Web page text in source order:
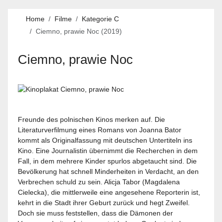
Home Filme
Kategorie C
Ciemno, prawie Noc (2019)
Ciemno, prawie Noc
Freunde des polnischen Kinos merken auf. Die
Literaturverfilmung eines Romans von Joanna Bator
kommt als Originalfassung mit deutschen Untertiteln ins
Kino. Eine Journalistin übernimmt die Recherchen in dem
Fall, in dem mehrere Kinder spurlos abgetaucht sind. Die
Bevölkerung hat schnell Minderheiten in Verdacht, an den
Verbrechen schuld zu sein. Alicja Tabor (Magdalena
Cielecka), die mittlerweile eine angesehene Reporterin ist,
kehrt in die Stadt ihrer Geburt zurück und hegt Zweifel.
Doch sie muss feststellen, dass die Dämonen der